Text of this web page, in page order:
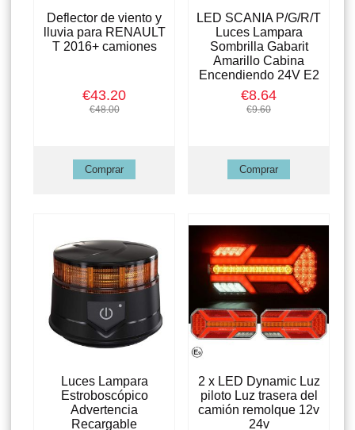
Deflector de viento y
lluvia para RENAULT
T 2016+ camiones
€43.20
€48.00
LED SCANIA P/G/R/T
Luces Lampara
Sombrilla Gabarit
Amarillo Cabina
Encendiendo 24V E2
€8.64
€9.60
Luces Lampara
Estroboscópico
Advertencia
Recargable
2 x LED Dynamic Luz
piloto Luz trasera del
camión remolque 12v
24v